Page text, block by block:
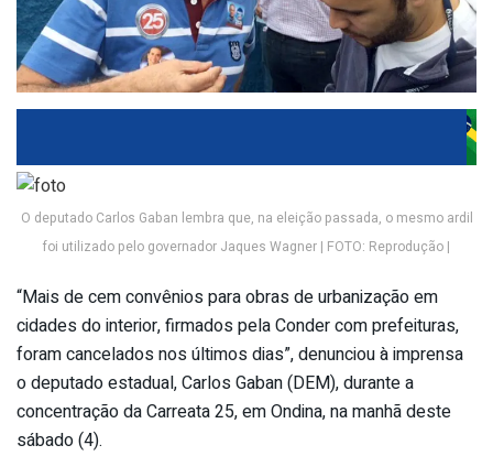
O deputado Carlos Gaban lembra que, na eleição passada, o mesmo ardil
foi utilizado pelo governador Jaques Wagner | FOTO: Reprodução |
“Mais de cem convênios para obras de urbanização em
cidades do interior, firmados pela Conder com prefeituras,
foram cancelados nos últimos dias”, denunciou à imprensa
o deputado estadual, Carlos Gaban (DEM), durante a
concentração da Carreata 25, em Ondina, na manhã deste
sábado (4).